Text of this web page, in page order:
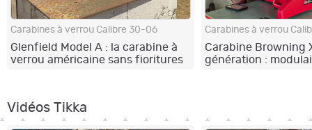
Carabines à verrou Calibre 30-06
Glenfield Model A : la carabine à
verrou américaine sans fioritures
Carabines à verrou
Carabine Browning
génération :
Vidéos Tikka